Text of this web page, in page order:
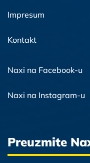
Impresum
Kontakt
Naxi na Facebook-u
Naxi na Instagram-u
Preuzmite